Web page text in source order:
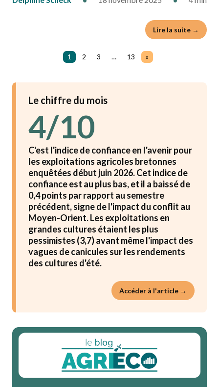
Lire la suite →
1 2 3 … 13 »
Le chiffre du mois
4/10
C'est l'indice de confiance en l'avenir pour
les exploitations agricoles bretonnes
enquêtées début juin 2026. Cet indice de
confiance est au plus bas, et il a baissé de
0,4 points par rapport au semestre
précédent, signe de l'impact du conflit au
Moyen-Orient. Les exploitations en
grandes cultures étaient les plus
pessimistes (3,7) avant même l'impact des
vagues de canicules sur les rendements
des cultures d'été.
Accéder à l'article →